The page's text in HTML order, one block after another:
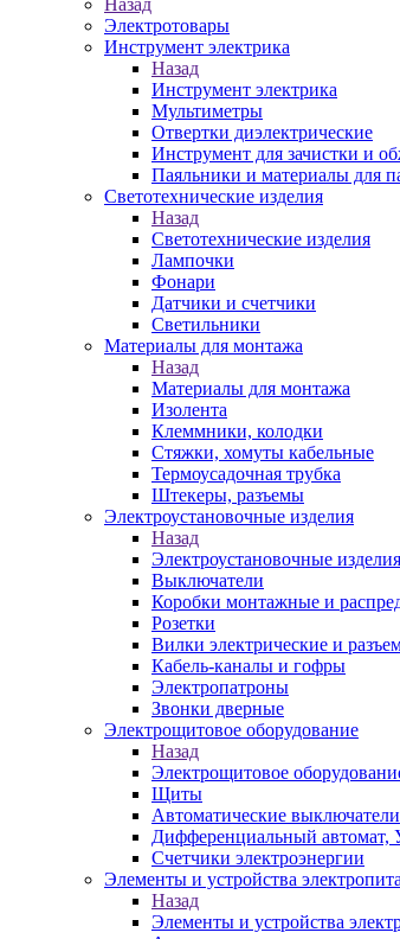
Назад
Электротовары
Инструмент электрика
Назад
Инструмент электрика
Мультиметры
Отвертки диэлектрические
Инструмент для зачистки и
Паяльники и материалы для
Светотехнические изделия
Назад
Светотехнические изделия
Лампочки
Фонари
Датчики и счетчики
Светильники
Материалы для монтажа
Назад
Материалы для монтажа
Изолента
Клеммники, колодки
Стяжки, хомуты кабельные
Термоусадочная трубка
Штекеры, разъемы
Электроустановочные изделия
Назад
Электроустановочные изделия
Выключатели
Коробки монтажные и
Розетки
Вилки электрические и
Кабель-каналы и гофры
Электропатроны
Звонки дверные
Электрощитовое оборудование
Назад
Электрощитовое
Щиты
Автоматические выключатели
Дифференциальный автомат,
Счетчики электроэнергии
Элементы и устройства
Назад
Элементы и устройства